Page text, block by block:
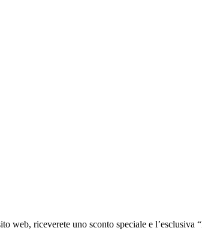
web, riceverete uno sconto speciale e l’esclusiva